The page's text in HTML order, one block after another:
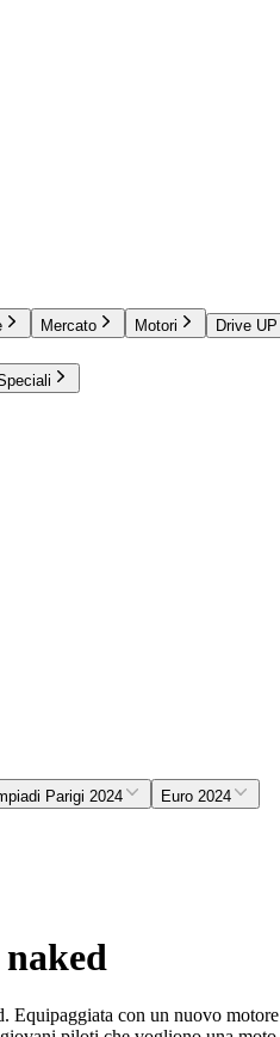
Mercato Motori Drive UP
Parigi 2024 Euro 2024
con un nuovo